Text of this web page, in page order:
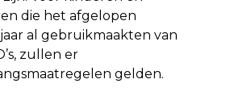
die het afgelopen
al gebruikmaakten van
zullen er
gelden.